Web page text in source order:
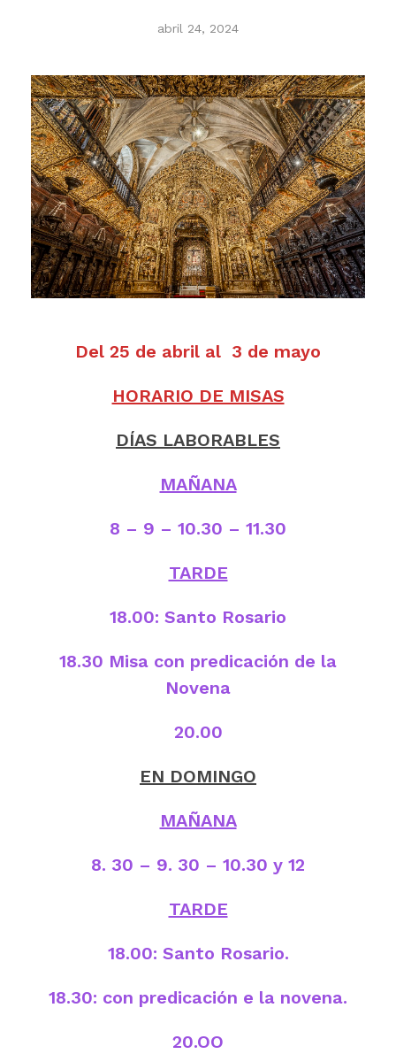
abril 24, 2024
Del 25 de abril al 3 de mayo
HORARIO DE MISAS
DÍAS LABORABLES
MAÑANA
8 – 9 – 10.30 – 11.30
TARDE
18.00: Santo Rosario
18.30 Misa con predicación de la
Novena
20.00
EN DOMINGO
MAÑANA
8. 30 – 9. 30 – 10.30 y 12
TARDE
18.00: Santo Rosario.
18.30: con predicación e la novena.
20.OO